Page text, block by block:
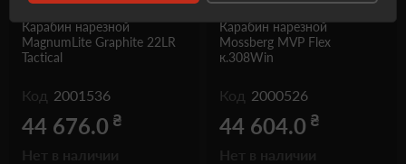
Карабин нарезной
MagnumLite Graphite 22LR
Tactical
Код 2001536
44 676.0 ₴
Карабин нарезной
Mossberg MVP Flex
к.308Win
Код 2000526
44 604.0 ₴